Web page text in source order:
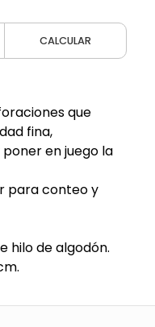
CALCULAR
que
fina,
en juego la
para conteo y
hilo de algodón.